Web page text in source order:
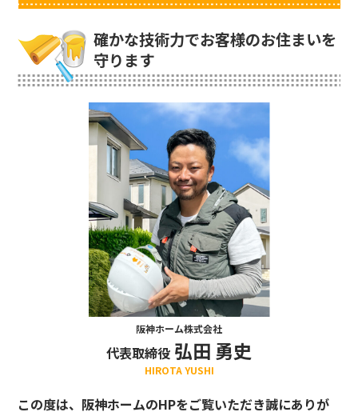
確かな技術力でお客様のお住まいを
守ります
阪神ホーム株式会社
代表取締役 弘田 勇史
HIROTA YUSHI
この度は、阪神ホームのHPをご覧いただき誠にありが